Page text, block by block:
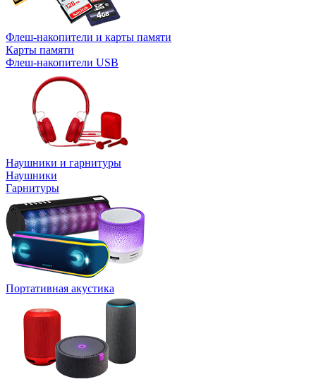
Флеш-накопители и карты памяти
Карты памяти
Флеш-накопители USB
Наушники и гарнитуры
Наушники
Гарнитуры
Портативная акустика